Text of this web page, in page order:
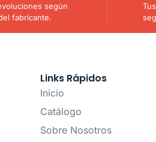
según
fabricante.
Links Rápidos
Inicio
Catálogo
Sobre Nosotros